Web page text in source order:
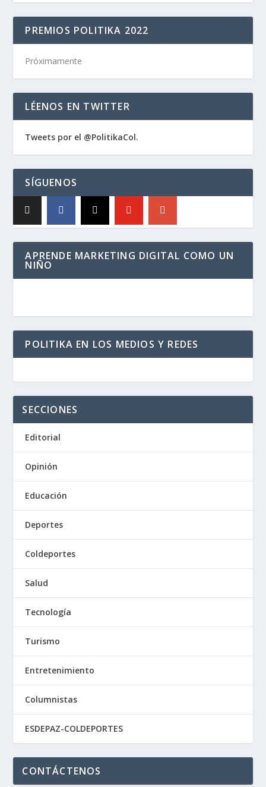
PREMIOS POLITIKA 2022
Próximamente
LÉENOS EN TWITTER
Tweets por el @PolitikaCol.
SÍGUENOS
APRENDE MARKETING DIGITAL COMO UN
NIÑO
POLITIKA EN LOS MEDIOS Y REDES
SECCIONES
Editorial
Opinión
Educación
Deportes
Coldeportes
Salud
Tecnología
Turismo
Entretenimiento
Columnistas
ESDEPAZ-COLDEPORTES
CONTÁCTENOS